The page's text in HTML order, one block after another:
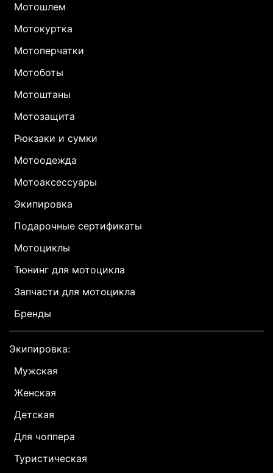
Мотошлем
Мотокуртка
Мотоперчатки
Мотоботы
Мотоштаны
Мотозащита
Рюкзаки и сумки
Мотоодежда
Мотоаксессуары
Экипировка
Подарочные сертификаты
Мотоциклы
Тюнинг для мотоцикла
Запчасти для мотоцикла
Бренды
Экипировка:
Мужская
Женская
Детская
Для чоппера
Туристическая